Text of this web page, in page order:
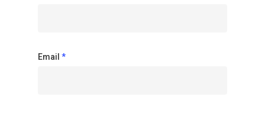
Email *